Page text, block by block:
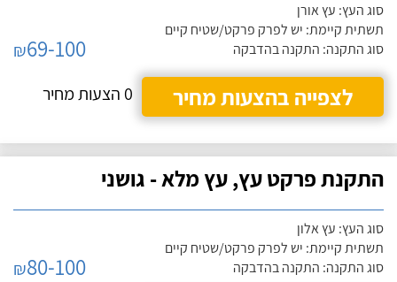
סוג העץ: עץ אורן
תשתית קיימת: יש לפרק פרקט/שטיח קיים
סוג התקנה: התקנה בהדבקה
₪69-100
לצפייה בהצעות מחיר
0 הצעות מחיר
התקנת פרקט עץ, עץ מלא - גושני
סוג העץ: עץ אלון
תשתית קיימת: יש לפרק פרקט/שטיח קיים
סוג התקנה: התקנה בהדבקה
₪80-100